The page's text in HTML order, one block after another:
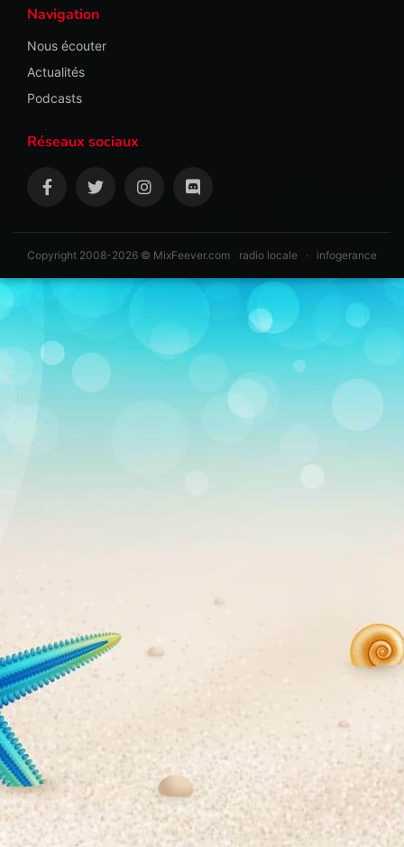
Navigation
Nous écouter
Actualités
Podcasts
Réseaux sociaux
Copyright 2008-2026 © MixFeever.com radio locale · infogerance